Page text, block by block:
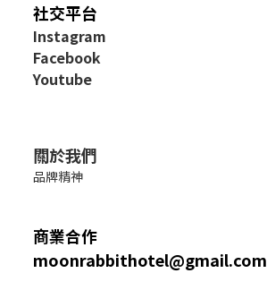
社交平台
Instagram
Facebook
Youtube
關於我們
品牌精神
商業合作
moonrabbithotel@gmail.com